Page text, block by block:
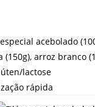
rápida